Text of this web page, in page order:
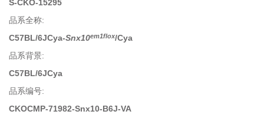
S-CKO-15295
品系全称:
C57BL/6JCya-Snx10em1flox/Cya
品系背景:
C57BL/6JCya
品系编号:
CKOCMP-71982-Snx10-B6J-VA